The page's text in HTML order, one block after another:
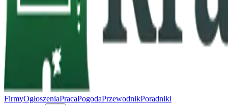
FirmyOgłoszeniaPracaPogodaPrzewodnikPoradniki